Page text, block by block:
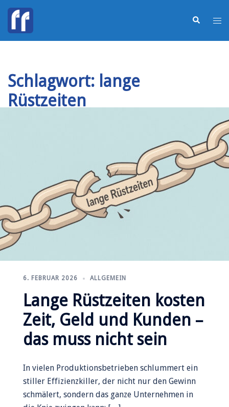
Schlagwort: lange
Rüstzeiten
6. FEBRUAR 2026 ALLGEMEIN
Lange Rüstzeiten kosten
Zeit, Geld und Kunden –
das muss nicht sein
In vielen Produktionsbetrieben schlummert ein
stiller Effizienzkiller, der nicht nur den Gewinn
schmälert, sondern das ganze Unternehmen in